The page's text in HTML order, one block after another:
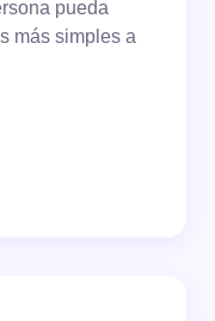
pueda
más simples a